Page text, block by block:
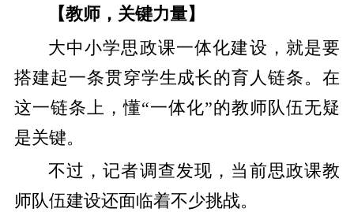
【教师，关键力量】
大中小学思政课一体化建设，就是要
搭建起一条贯穿学生成长的育人链条。在
这一链条上，懂“一体化”的教师队伍无疑
是关键。
不过，记者调查发现，当前思政课教
师队伍建设还面临着不少挑战。